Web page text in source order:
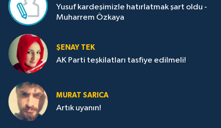
Yusuf kardeşimizle hatırlatmak şart oldu -
Muharrem Özkaya
ŞENAY TEK
AK Parti teşkilatları tasfiye edilmeli!
MURAT SARICA
Artık uyanın!